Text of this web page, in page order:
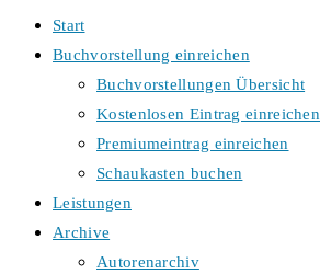
Start
Buchvorstellung einreichen
Buchvorstellungen Übersicht
Kostenlosen Eintrag einreichen
Premiumeintrag einreichen
Schaukasten buchen
Leistungen
Archive
Autorenarchiv